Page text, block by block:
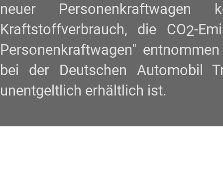
neuer
Kraftstoffverbrauch, die CO2-
Personenkraftwagen"
bei der Deutschen Automobil
unentgeltlich erhältlich ist.